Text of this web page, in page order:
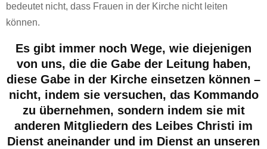
bedeutet nicht, dass Frauen in der Kirche nicht leiten
können.
Es gibt immer noch Wege, wie diejenigen
von uns, die die Gabe der Leitung haben,
diese Gabe in der Kirche einsetzen können –
nicht, indem sie versuchen, das Kommando
zu übernehmen, sondern indem sie mit
anderen Mitgliedern des Leibes Christi im
Dienst aneinander und im Dienst an unseren